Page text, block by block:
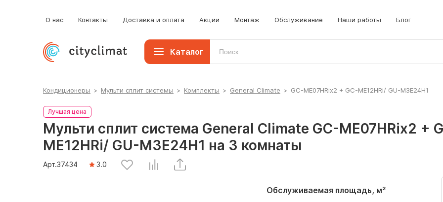
О нас Контакты Доставка и оплата Акции Монтаж Обслуживание Наши работы Блог
Каталог
Кондиционеры > Мульти сплит системы > Комплекты > General Climate > GC-ME07HRix2 + GC-ME12HRi/ GU-M3E24H1
Лучшая цена
Мульти сплит система General Climate GC-ME07HRix2 +
ME12HRi/ GU-M3E24H1 на 3 комнаты
Арт.37434 3.0
Обслуживаемая площадь, м²